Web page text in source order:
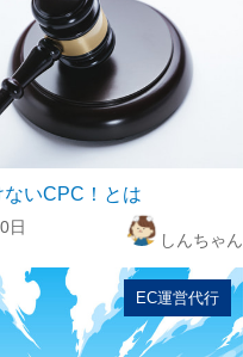
いCPC！とは
日
しんちゃん
EC運営代行